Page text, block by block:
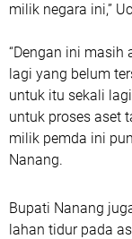
milik negara ini,”
“Dengan ini masih
lagi yang belum
untuk itu sekali
untuk proses aset
milik pemda ini
Nanang.
Bupati Nanang
lahan tidur pada